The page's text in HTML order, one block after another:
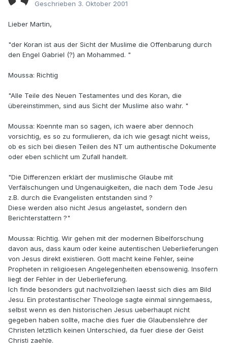
Geschrieben 3. Oktober 2001
Lieber Martin,
"der Koran ist aus der Sicht der Muslime die Offenbarung durch
den Engel Gabriel (?) an Mohammed. "
Moussa: Richtig
"Alle Teile des Neuen Testamentes und des Koran, die
übereinstimmen, sind aus Sicht der Muslime also wahr. "
Moussa: Koennte man so sagen, ich waere aber dennoch
vorsichtig, es so zu formulieren, da ich wie gesagt nicht weiss,
ob es sich bei diesen Teilen des NT um authentische Dokumente
oder eben schlicht um Zufall handelt.
"Die Differenzen erklärt der muslimische Glaube mit
Verfälschungen und Ungenauigkeiten, die nach dem Tode Jesu
z.B. durch die Evangelisten entstanden sind ?
Diese werden also nicht Jesus angelastet, sondern den
Berichterstattern ?"
Moussa: Richtig. Wir gehen mit der modernen Bibelforschung
davon aus, dass kaum oder keine autentischen Ueberlieferungen
von Jesus direkt existieren. Gott macht keine Fehler, seine
Propheten in religioesen Angelegenheiten ebensowenig. Insofern
liegt der Fehler in der Ueberlieferung.
Ich finde besonders gut nachvollziehen laesst sich dies am Bild
Jesu. Ein protestantischer Theologe sagte einmal sinngemaess,
selbst wenn es den historischen Jesus ueberhaupt nicht
gegeben haben sollte, mache dies fuer die Glaubenslehre der
Christen letztlich keinen Unterschied, da fuer diese der Geist
Christi zaehle.